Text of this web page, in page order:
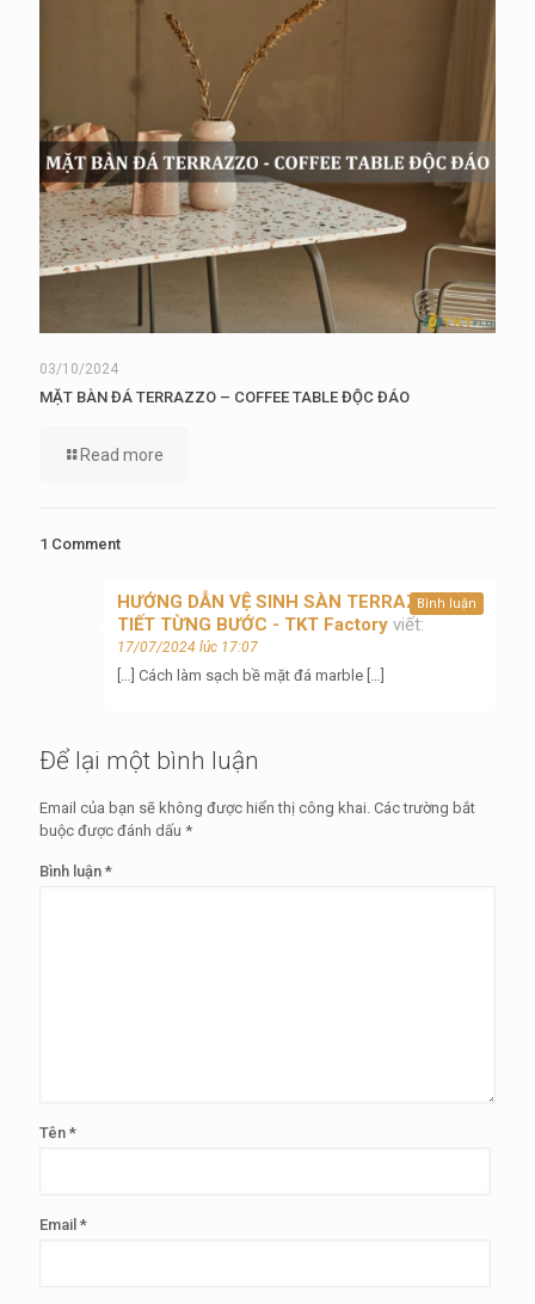
03/10/2024
MẶT BÀN ĐÁ TERRAZZO – COFFEE TABLE ĐỘC ĐÁO
Read more
1 Comment
HƯỚNG DẪN VỆ SINH SÀN TERRAZZO CHI
TIẾT TỪNG BƯỚC - TKT Factory viết:
17/07/2024 lúc 17:07
[…] Cách làm sạch bề mặt đá marble […]
Bình luận
Để lại một bình luận
Email của bạn sẽ không được hiển thị công khai. Các trường bắt
buộc được đánh dấu *
Bình luận *
Tên *
Email *